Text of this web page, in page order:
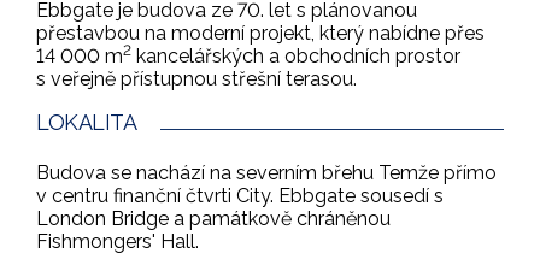
Ebbgate je budova ze 70. let s plánovanou
přestavbou na moderní projekt, který nabídne přes
14 000 m2 kancelářských a obchodních prostor
s veřejně přístupnou střešní terasou.
LOKALITA
Budova se nachází na severním břehu Temže přímo
v centru finanční čtvrti City. Ebbgate sousedí s
London Bridge a památkově chráněnou
Fishmongers' Hall.